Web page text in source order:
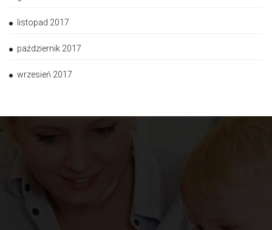
listopad 2017
październik 2017
wrzesień 2017